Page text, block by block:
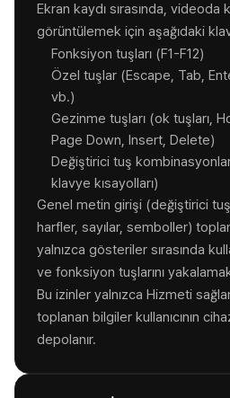
Ekran kaydı sırasında, videoda
görüntülemek için aşağıdaki
Fonksiyon tuşları (F1-F12)
Özel tuşlar (Escape, Tab,
vb.)
Gezinme tuşları (ok tuşları,
Page Down, Insert, Delete)
Değiştirici tuş
klavye kısayolları)
Genel metin girişi (değiştirici
harfler, sayılar, semboller)
yalnızca gösteriler sırasında
ve fonksiyon tuşlarını
Bu izinler yalnızca Hizmeti
toplanan bilgiler kullanıcının
depolanır.